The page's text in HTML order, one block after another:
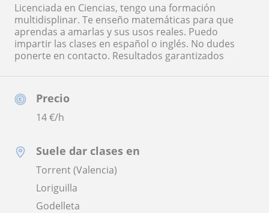
Precio
14€/h
Suele dar clases en
Torrent (Valencia)
Loriguilla
Godelleta
Licenciada en Ciencias, tengo una formación
multidisplinar. Te enseño matemáticas para que
aprendas a amarlas y sus usos reales. Puedo
impartir las clases en español o inglés. No dudes
ponerte en contacto. Resultados garantizados